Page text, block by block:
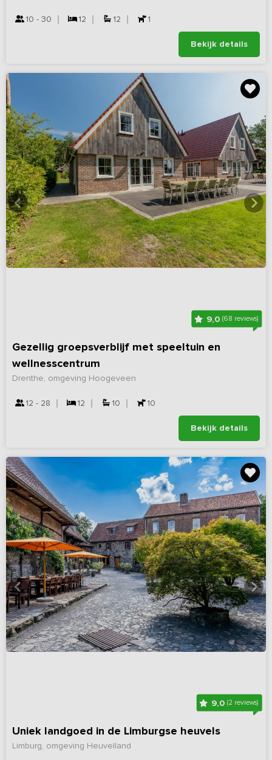
10 - 30 12 12 1
Bekijk details
9,0 (68 reviews)
Gezellig groepsverblijf met speeltuin en
wellnesscentrum
Drenthe, omgeving Hoogeveen
12 - 28 12 10 10
Bekijk details
9,0(2 reviews)
Uniek landgoed in de Limburgse heuvels
Limburg, omgeving Heuvelland